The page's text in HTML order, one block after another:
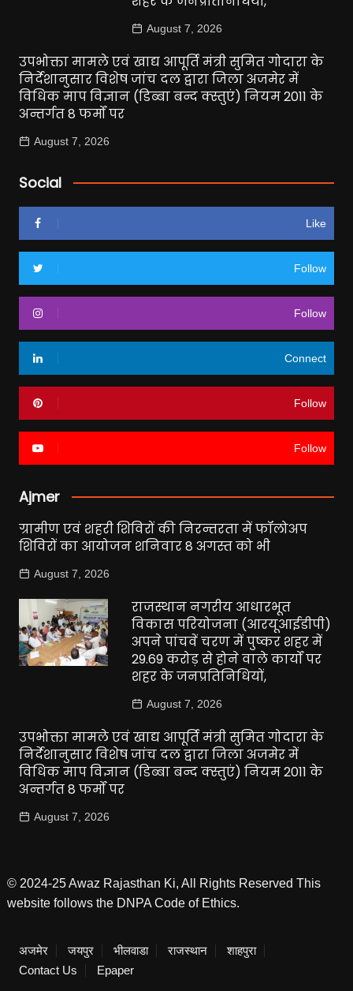
August 7, 2026
उपभोक्ता मामले एवं खाद्य आपूर्ति मंत्री सुमित गोदारा के
निर्देशानुसार विशेष जांच दल द्वारा जिला अजमेर में
विधिक माप विज्ञान (डिब्बा बन्द क्स्तुएं) नियम 2011 के
अन्तर्गत 8 फर्मों पर
August 7, 2026
Social
Like
Follow
Follow
Connect
Follow
Follow
Ajmer
ग्रामीण एवं शहरी शिविरों की निरन्तरता में फॉलोअप
शिविरों का आयोजन शनिवार 8 अगस्त को भी
August 7, 2026
राजस्थान नगरीय आधारभूत
विकास परियोजना (आरयूआईडीपी)
अपने पांचवें चरण में पुष्कर शहर में
29.69 करोड़ से होने वाले कार्यों पर
शहर के जनप्रतिनिधियों,
August 7, 2026
उपभोक्ता मामले एवं खाद्य आपूर्ति मंत्री सुमित गोदारा के
निर्देशानुसार विशेष जांच दल द्वारा जिला अजमेर में
विधिक माप विज्ञान (डिब्बा बन्द क्स्तुएं) नियम 2011 के
अन्तर्गत 8 फर्मों पर
August 7, 2026
© 2024-25 Awaz Rajasthan Ki, All Rights Reserved This
website follows the DNPA Code of Ethics.
अजमेर जयपुर भीलवाडा राजस्थान
शाहपुरा
Contact Us
Epaper